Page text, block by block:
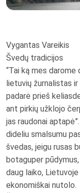
Vygantas Vareikis
Švedų tradicijos
“Tai ką mes
lietuvių žurnalistas
padarė prieš
ant pirkių užklojo
jas raudonai
dideliu smalsumu
švedas, jeigu rusas
botaguper
daug laiko,
ekonomiškai nutolo.